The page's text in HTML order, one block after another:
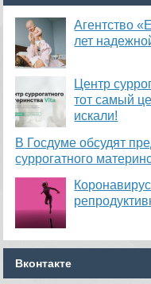
Агентство
лет
​Центр
тот самый
искали!
В Госдуме обсудят
суррогатного
Вконтакте